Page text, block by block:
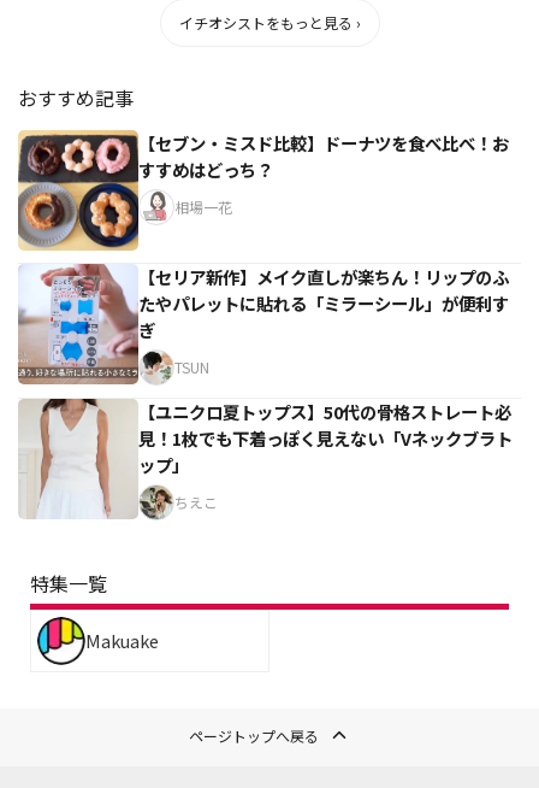
イチオシストをもっと見る ›
おすすめ記事
【セブン・ミスド比較】ドーナツを食べ比べ！お
すすめはどっち？
相場一花
【セリア新作】メイク直しが楽ちん！リップのふ
たやパレットに貼れる「ミラーシール」が便利す
ぎ
TSUN
【ユニクロ夏トップス】50代の骨格ストレート必
見！1枚でも下着っぽく見えない「Vネックブラト
ップ」
ちえこ
特集一覧
Makuake
ページトップへ戻る